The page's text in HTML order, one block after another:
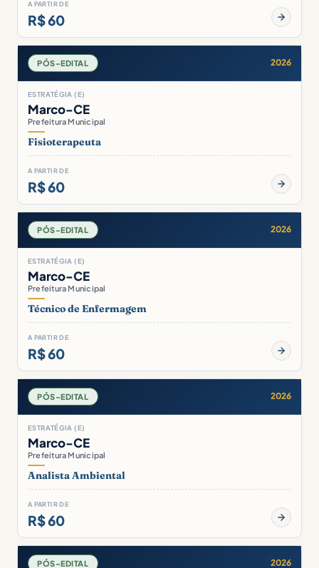
A PARTIR DE
R$ 60
PÓS-EDITAL 2026
ESTRATÉGIA (E)
Marco-CE
Prefeitura Municipal
Fisioterapeuta
A PARTIR DE
R$ 60
PÓS-EDITAL 2026
ESTRATÉGIA (E)
Marco-CE
Prefeitura Municipal
Técnico de Enfermagem
A PARTIR DE
R$ 60
PÓS-EDITAL 2026
ESTRATÉGIA (E)
Marco-CE
Prefeitura Municipal
Analista Ambiental
A PARTIR DE
R$ 60
PÓS-EDITAL 2026